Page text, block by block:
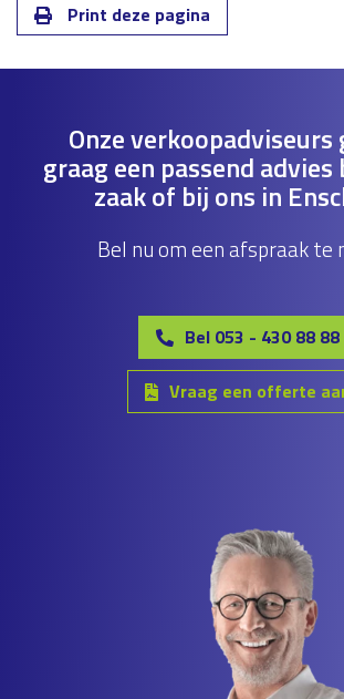
Print deze pagina
Onze verkoopadviseurs
graag een passend advies
zaak of bij ons in
Bel nu om een afspraak te
Bel 053 - 430 88 88
Vraag een offerte